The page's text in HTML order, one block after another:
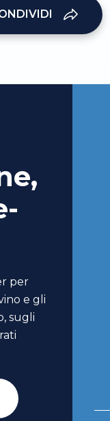
per
e gli
sugli